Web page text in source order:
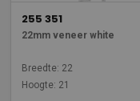
255 351
22mm veneer white
Breedte: 22
Hoogte: 21